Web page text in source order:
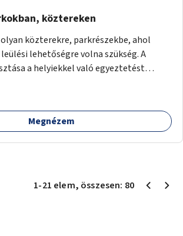
köztereken
közterekre, parkrészekbe, ahol
lehetőségre volna szükség. A
a helyiekkel való egyeztetést
Megnézem
1-21 elem, összesen: 80